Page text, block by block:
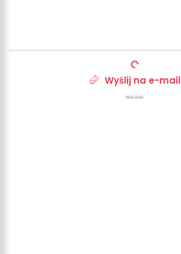
Wyślij na e-mail
REKLAMA